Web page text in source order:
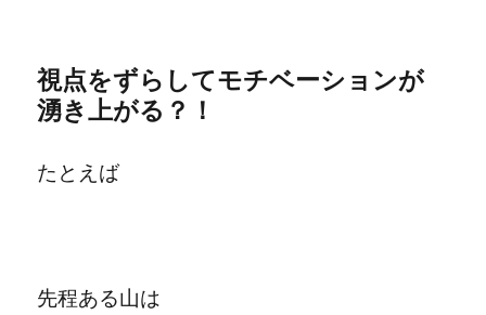
視点をずらしてモチベーションが
湧き上がる？！
たとえば
先程ある山は